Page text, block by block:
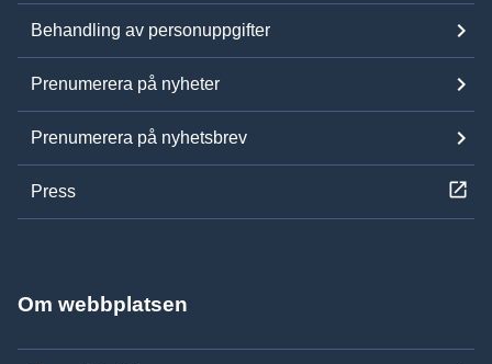
Behandling av personuppgifter
Prenumerera på nyheter
Prenumerera på nyhetsbrev
Press
Om webbplatsen